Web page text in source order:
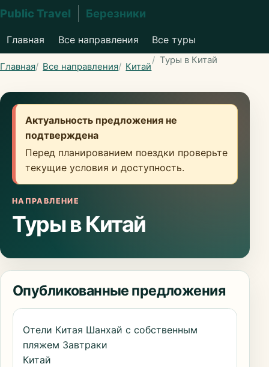
Public Travel Березники
Главная Все направления Все туры
Главная Все направления Китай
Туры в Китай
Актуальность предложения не
подтверждена
Перед планированием поездки проверьте
текущие условия и доступность.
НАПРАВЛЕНИЕ
Туры в Китай
Опубликованные предложения
Отели Китая Шанхай с собственным
пляжем Завтраки
Китай